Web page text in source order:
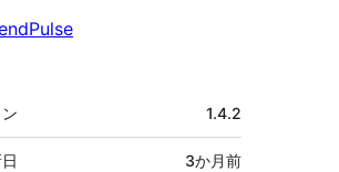
1.4.2
3か月前